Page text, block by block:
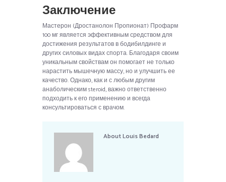
Заключение
Мастерон (Дростанолон Пропионат) Профарм
100 мг является эффективным средством для
достижения результатов в бодибилдинге и
других силовых видах спорта. Благодаря своим
уникальным свойствам он помогает не только
нарастить мышечную массу, но и улучшить ее
качество. Однако, как и с любым другим
анаболическим steroid, важно ответственно
подходить к его применению и всегда
консультироваться с врачом.
AboutLouis Bedard